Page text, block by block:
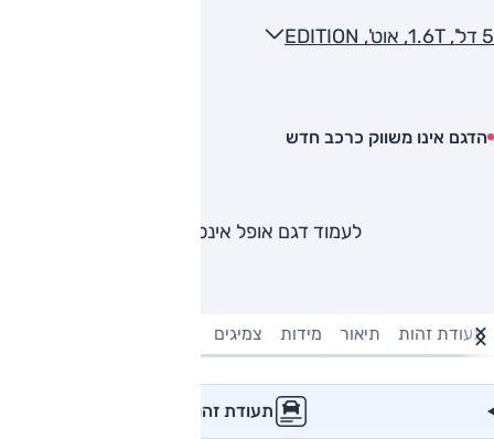
5 דל', 1.6T, אוט', EDITION
הדגם אינו משווק כרכב חדש
לעמוד דגם אופל אינסיגניה
תעודת זהות תיאור מידות צמיגים
תעודת זהות